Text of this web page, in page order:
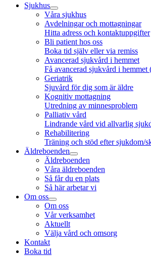
Sjukhus
Våra sjukhus
Avdelningar och mottagningar
Hitta adress och kontaktuppgifter
Bli patient hos oss
Boka tid själv eller via remiss
Avancerad sjukvård i hemmet
Få avancerad sjukvård i
Geriatrik
Sjuvård för dig som är äldre
Kognitiv mottagning
Utredning av minnesproblem
Palliativ vård
Lindrande vård vid allvarlig
Rehabilitering
Träning och stöd efter sjukdom/
Äldreboenden
Äldreboenden
Våra äldreboenden
Så får du en plats
Så här arbetar vi
Om oss
Om oss
Vår verksamhet
Aktuellt
Välja vård och omsorg
Kontakt
Boka tid